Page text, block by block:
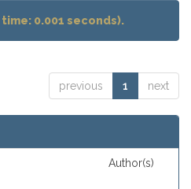
0.001 seconds).
previous 1 next
Author(s)